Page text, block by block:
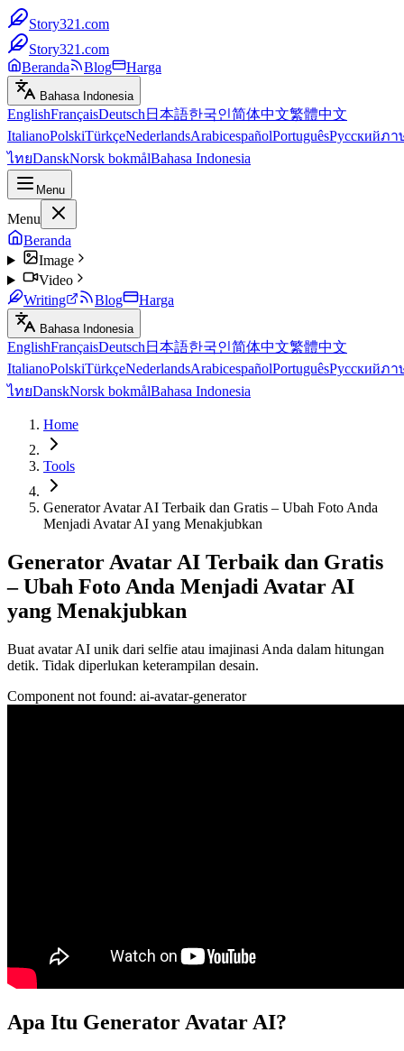
Story321.com
Story321.com
Beranda
Blog Harga
Bahasa Indonesia
EnglishFrançaisDeutsch 日本語한국인简体中文繁體中文
ItalianoPolskiTürkçeNederlandsArabicespañolPortuguêsРусскийภา
ไทยDanskNorsk bokmålBahasa Indonesia
Menu
Menu
Beranda
Image
Video
Writing
Blog Harga
Bahasa Indonesia
EnglishFrançaisDeutsch 日本語한국인简体中文繁體中文
ItalianoPolskiTürkçeNederlandsArabicespañolPortuguêsРусскийภา
ไทยDanskNorsk bokmålBahasa Indonesia
Home
Tools
Generator Avatar AI Terbaik dan Gratis – Ubah Foto Anda
Menjadi Avatar AI yang Menakjubkan
Generator Avatar AI Terbaik dan Gratis
– Ubah Foto Anda Menjadi Avatar AI
yang Menakjubkan
Buat avatar AI unik dari selfie atau imajinasi Anda dalam hitungan
detik. Tidak diperlukan keterampilan desain.
Component not found: ai-avatar-generator
Apa Itu Generator Avatar AI?